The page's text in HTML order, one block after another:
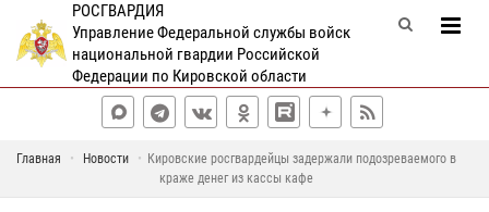
РОСГВАРДИЯ
Управление Федеральной службы войск
национальной гвардии Российской
Федерации по Кировской области
Главная Новости
Кировские росгвардейцы задержали подозреваемого в
краже денег из кассы кафе